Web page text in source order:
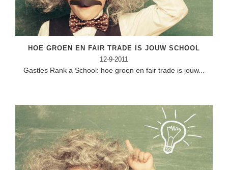
HOE GROEN EN FAIR TRADE IS JOUW SCHOOL
12-9-2011
Gastles Rank a School: hoe groen en fair trade is jouw...